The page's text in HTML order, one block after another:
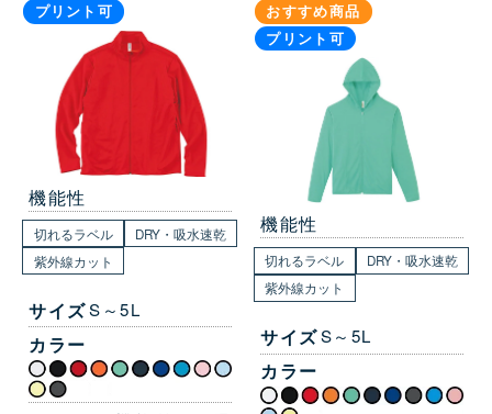
プリント可
機能性
切れるラベル
DRY・吸水速乾
紫外線カット
サイズS～5L
カラー
おすすめ商品
プリント可
機能性
切れるラベル
DRY・吸水速乾
紫外線カット
サイズS～5L
カラー